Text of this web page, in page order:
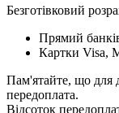
Безготівковий
Прямий
Картки Visa,
Пам'ятайте, що для
передоплата.
Відсоток